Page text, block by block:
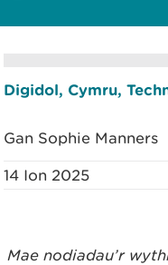
Digidol, Cymru,
Gan Sophie Manners
14 Ion 2025
Mae nodiadau’r